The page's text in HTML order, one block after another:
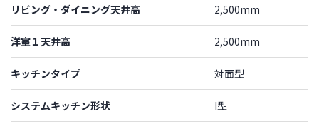
リビング・ダイニング天井高 2,500mm
洋室１天井高 2,500mm
キッチンタイプ 対面型
システムキッチン形状 I型